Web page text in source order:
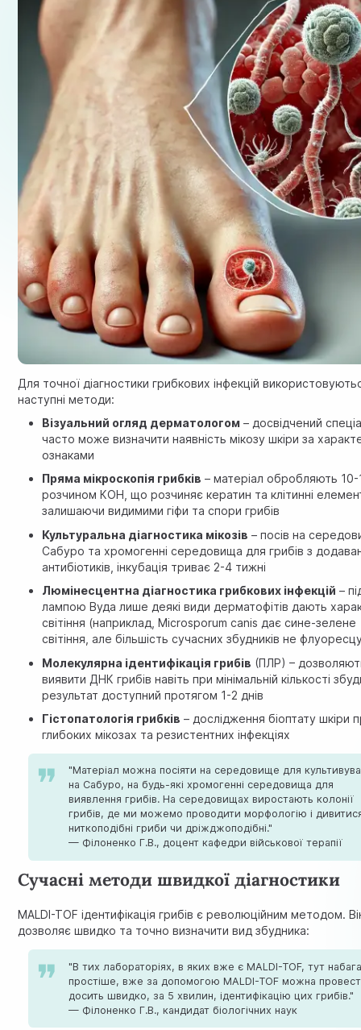
Для точної діагностики грибкових інфекцій
наступні методи:
Візуальний огляд дерматологом – досвідчений
часто може визначити наявність мікозу шкіри за
ознаками
Пряма мікроскопія грибків – матеріал обробляють 10-
розчином КОН, що розчиняє кератин та клітинні
залишаючи видимими гіфи та спори грибів
Культуральна діагностика мікозів – посів на
Сабуро та хромогенні середовища для грибів з
антибіотиків, інкубація триває 2-4 тижні
Люмінесцентна діагностика грибкових інфекцій –
лампою Вуда лише деякі види дерматофітів дають
світіння (наприклад, Microsporum canis дає сине-зелене
світіння, але більшість сучасних збудників не
Молекулярна ідентифікація грибів (ПЛР) –
виявити ДНК грибів навіть при мінімальній кількості
результат доступний протягом 1-2 днів
Гістопатологія грибків – дослідження біоптату шкіри
глибоких мікозах та резистентних інфекціях
"Матеріал можна посіяти на середовище для
на Сабуро, на будь-які хромогенні середовища для
виявлення грибів. На середовищах виростають колонії
грибів, де ми можемо проводити морфологію і
ниткоподібні гриби чи дріжджоподібні."
— Філоненко Г.В., доцент кафедри військової терапії
Сучасні методи швидкої діагностики
MALDI-TOF ідентифікація грибів є революційним методом.
дозволяє швидко та точно визначити вид збудника:
"В тих лабораторіях, в яких вже є MALDI-TOF, тут
простіше, вже за допомогою MALDI-TOF можна
досить швидко, за 5 хвилин, ідентифікацію цих грибів."
— Філоненко Г.В., кандидат біологічних наук